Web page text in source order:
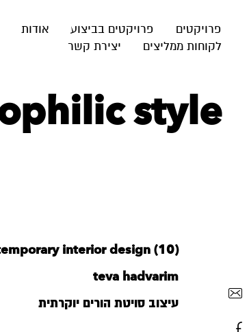
פרויקטים פרויקטים בביצוע אודות
לקוחות ממליצים
יצירת קשר
style
interior design (10)
teva hadvarim
עיצוב סויטת הורים יוקרתית